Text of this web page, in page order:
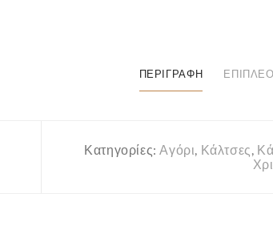
ΠΕΡΙΓΡΑΦΉ
Κατηγορίες:Αγόρι, Κάλτσες,